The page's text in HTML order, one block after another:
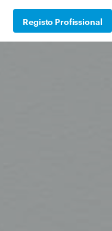
Registo Profissional